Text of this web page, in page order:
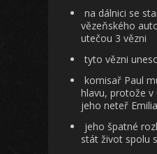
na dálnici se
vězeňského
utečou 3 vězni
tyto vězni
komisař Paul
hlavu, protože v
jeho neteř Emilia
jeho špatné
stát život spolu